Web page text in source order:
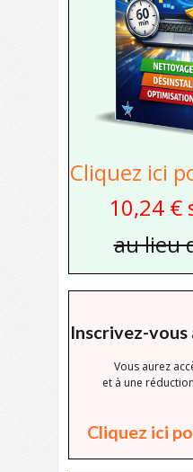
Cliquez ici
10,24 €
au lieu
Inscrivez-vous
Vous aurez
et à une
Cliquez ici